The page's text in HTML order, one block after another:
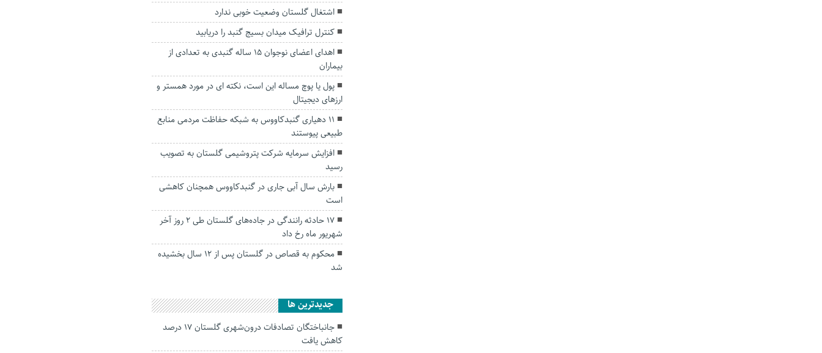
اشتغال گلستان وضعیت خوبی ندارد
کنترل ترافیک میدان بسیج گنبد را دریابید
اهدای اعضای نوجوان ۱۵ ساله گنبدی به تعدادی از
بیماران
پول یا پوچ مساله این است، نکته ای در مورد همستر و
ارزهای دیجیتال
۱۱ دهیاری گنبدکاووس به شبکه حفاظت مردمی منابع
طبیعی پیوستند
افزایش سرمایه شرکت پتروشیمی گلستان به ‌تصویب
رسید
بارش‌ سال آبی جاری در گنبدکاووس همچنان کاهشی
است
۱۷ حادثه رانندگی در جاده‌های گلستان طی ۲ روز آخر
شهریور ماه رخ داد
محکوم به قصاص در گلستان پس از ۱۲ سال بخشیده
شد
جديدترين ها
جانباختگان تصادفات درون‌شهری گلستان ۱۷ درصد
کاهش یافت